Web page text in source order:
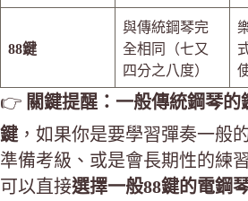
88鍵
與傳統鋼琴完
全相同（七又
四分之八度）
👉 關鍵提醒：一般傳統鋼琴的
鍵 ，如果你是要學習彈奏一般
準備考級、或是會長期性的練
可以直接選擇一般88鍵的電鋼